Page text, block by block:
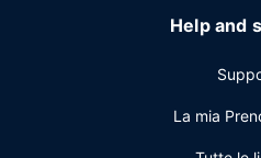
Help and
La mia